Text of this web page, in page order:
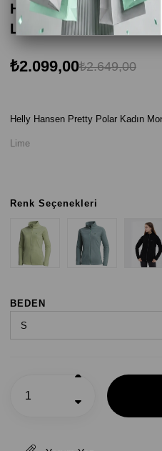
Helly Hansen Pretty
Lime
₺2.649,00
₺2.099,00
Helly Hansen Pretty Polar Kadın
Lime
Renk Seçenekleri
BEDEN